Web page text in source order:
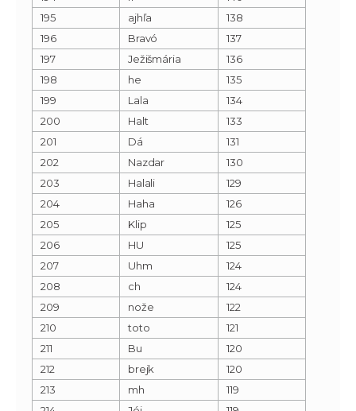
195
ajhľa
138
196
Bravó
137
197
Ježišmária
136
198
he
135
199
Lala
134
200
Halt
133
201
Dá
131
202
Nazdar
130
203
Halali
129
204
Haha
126
205
Klip
125
206
HU
125
207
Uhm
124
208
ch
124
209
nože
122
210
toto
121
211
Bu
120
212
brejk
120
213
mh
119